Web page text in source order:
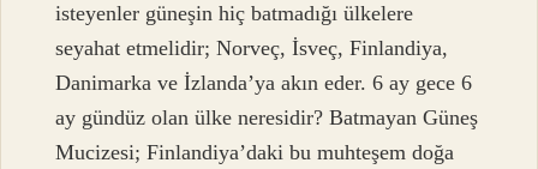
isteyenler güneşin hiç batmadığı ülkelere
seyahat etmelidir; Norveç, İsveç, Finlandiya,
Danimarka ve İzlanda’ya akın eder. 6 ay gece 6
ay gündüz olan ülke neresidir? Batmayan Güneş
Mucizesi; Finlandiya’daki bu muhteşem doğa